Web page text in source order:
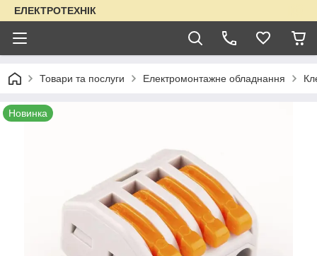
ЕЛЕКТРОТЕХНІК
Товари та послуги Електромонтажне обладнання
Новинка